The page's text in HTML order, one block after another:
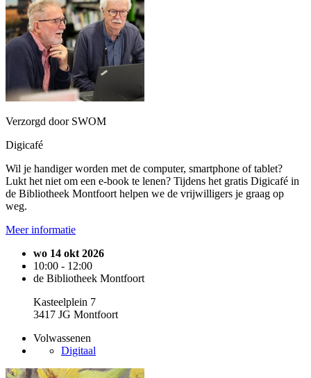
Verzorgd door SWOM
Digicafé
Wil je handiger worden met de computer, smartphone of tablet?
Lukt het niet om een e-book te lenen? Tijdens het gratis Digicafé in
de Bibliotheek Montfoort helpen we de vrijwilligers je graag op
weg.
Meer informatie
wo 14 okt 2026
10:00 - 12:00
de Bibliotheek Montfoort
Kasteelplein 7
3417 JG Montfoort
Volwassenen
Digitaal